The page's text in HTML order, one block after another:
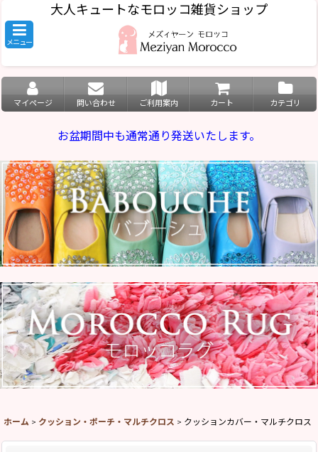
大人キュートなモロッコ雑貨ショップ
メニュー
マイページ 問い合わせ ご利用案内 カート カテゴリ
お盆期間中も通常通り発送いたします。
ホーム > クッション・ポーチ・マルチクロス > クッションカバー・マルチクロス